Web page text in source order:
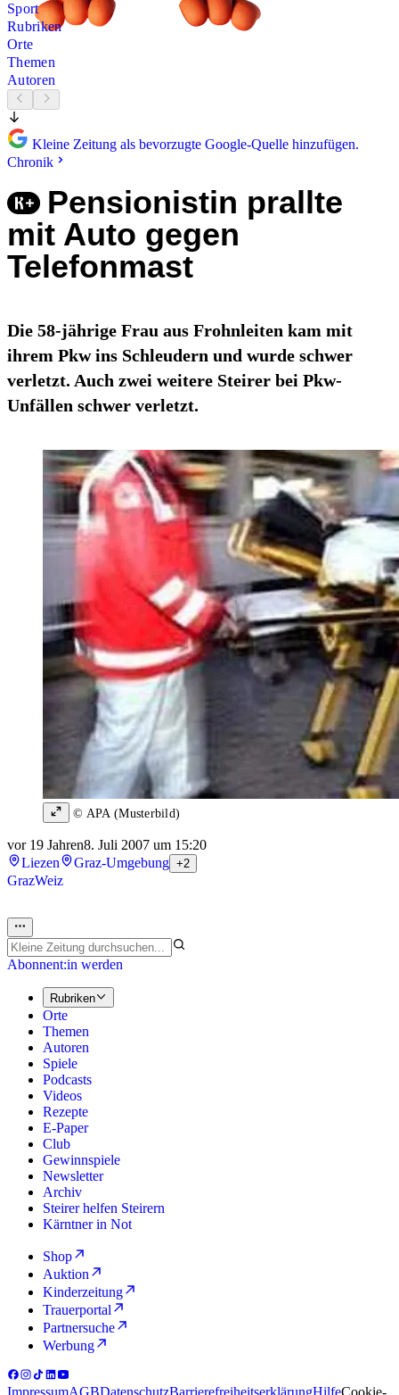
Sport
Rubriken
Orte
Themen
Autoren
Kleine Zeitung als bevorzugte Google-Quelle hinzufügen.
Chronik
Pensionistin prallte
mit Auto gegen
Telefonmast
Die 58-jährige Frau aus Frohnleiten kam mit
ihrem Pkw ins Schleudern und wurde schwer
verletzt. Auch zwei weitere Steirer bei Pkw-
Unfällen schwer verletzt.
© APA (Musterbild)
vor 19 Jahren8. Juli 2007 um 15:20
Liezen
Graz-Umgebung +2
GrazWeiz
Abonnent:in werden
Rubriken
Orte
Themen
Autoren
Spiele
Podcasts
Videos
Rezepte
E-Paper
Club
Gewinnspiele
Newsletter
Archiv
Steirer helfen Steirern
Kärntner in Not
Shop
Auktion
Kinderzeitung
Trauerportal
Partnersuche
Werbung
ImpressumAGBDatenschutzBarrierefreiheitserklärungHilfeCookie-